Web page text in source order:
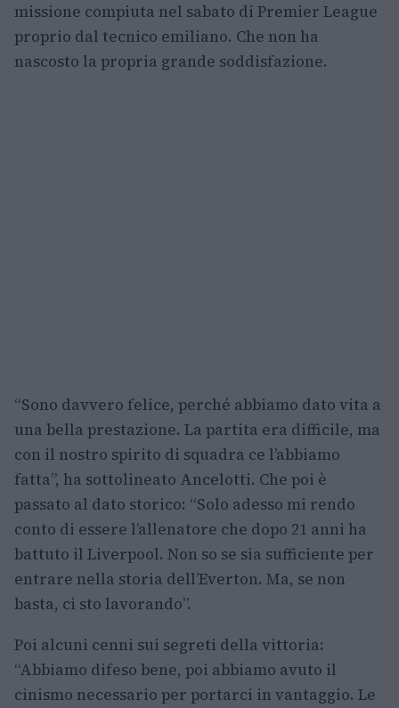
missione compiuta nel sabato di Premier League
proprio dal tecnico emiliano. Che non ha
nascosto la propria grande soddisfazione.
“Sono davvero felice, perché abbiamo dato vita a
una bella prestazione. La partita era difficile, ma
con il nostro spirito di squadra ce l’abbiamo
fatta”, ha sottolineato Ancelotti. Che poi è
passato al dato storico: “Solo adesso mi rendo
conto di essere l’allenatore che dopo 21 anni ha
battuto il Liverpool. Non so se sia sufficiente per
entrare nella storia dell’Everton. Ma, se non
basta, ci sto lavorando”.
Poi alcuni cenni sui segreti della vittoria:
“Abbiamo difeso bene, poi abbiamo avuto il
cinismo necessario per portarci in vantaggio. Le